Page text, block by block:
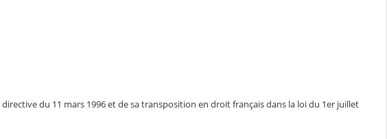
du 11 mars 1996 et de sa transposition en droit français dans la loi du 1er juillet